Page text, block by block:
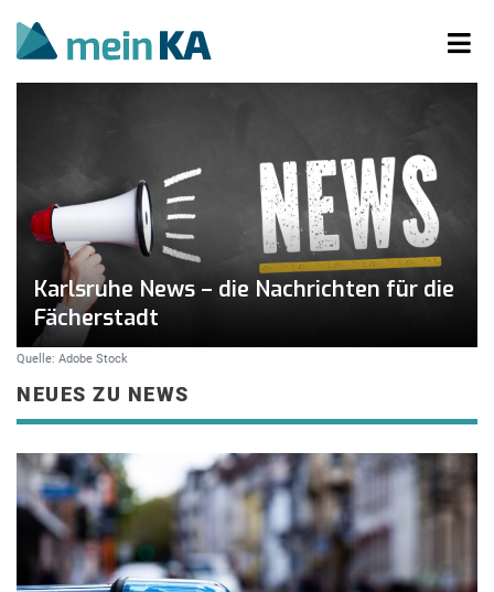
Karlsruhe News – die Nachrichten für die
Fächerstadt
Quelle: Adobe Stock
NEUES ZU NEWS